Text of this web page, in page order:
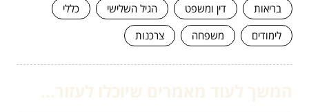
בריאות דין ומשפט הגיל השלישי
כללי
לימודים
משפחה צרכנות